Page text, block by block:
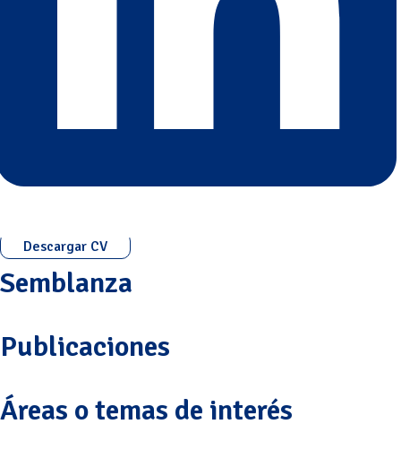
Descargar CV
Semblanza
Publicaciones
Áreas o temas de interés